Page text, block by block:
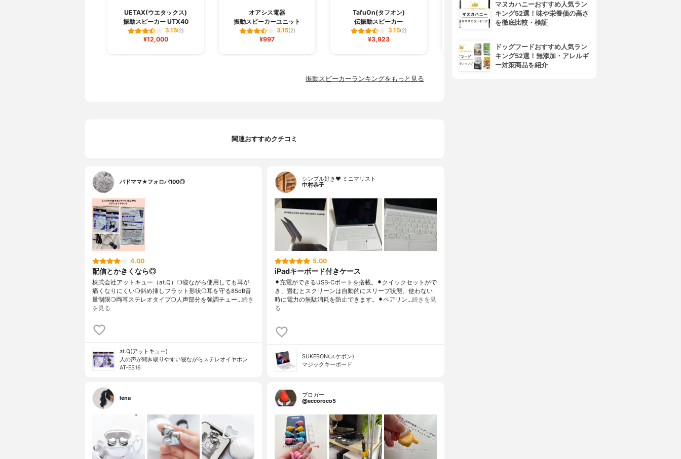
UETAX(ウエタックス)
振動スピーカー UTX40
3.15(2)
¥12,000
オアシス電器
振動スピーカーユニット
3.15(2)
¥997
TafuOn(タフオン)
伝振動スピーカー
3.15(2)
¥3,923
boco(ボコ)
docodemo SPEAKER SP-1
FunSounds(ファンサウンズ)
振動スピーカーランキングをもっと見る
関連おすすめクチコミ
バドママ★フォロバ100◎
4.00
配信とかきくなら◎
株式会社アットキュー（at.Q）❍寝ながら使用しても耳が
痛くなりにくい❍斜め挿しフラット形状❍耳を守る85dB音
量制限❍両耳ステレオタイプ❍人声部分を強調チュー…続き
を見る
at.Q(アットキュー)
人の声が聞き取りやすい寝ながらステレオイヤホン
AT-ES16
シンプル好き❤︎ ミニマリスト
中村恭子
5.00
iPadキーボード付きケース
⚫︎充電ができるUSB-Cポートを搭載。⚫︎クイックセットがで
き、畳むとスクリーンは自動的にスリープ状態、使わない
時に電力の無駄消耗を防止できます。⚫︎ペアリン…続きを見
る
SUKEBON(スケボン)
マジックキーボード
lena
ブロガー
@eccoroco5
マヌカハニーおすすめ人気ラン
キング52選！味や栄養価の高さ
を徹底比較・検証
ドッグフードおすすめ人気ラン
キング52選！無添加・アレルギ
ー対策商品を紹介